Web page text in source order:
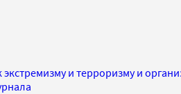
экстремизму и терроризму и